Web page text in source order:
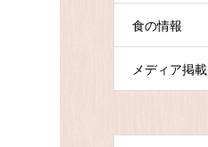
食の情報
メディア掲載